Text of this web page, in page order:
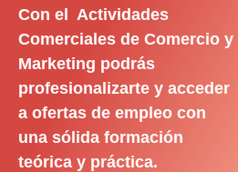
Con el Actividades
Comerciales de Comercio y
Marketing podrás
profesionalizarte y acceder
a ofertas de empleo con
una sólida formación
teórica y práctica.